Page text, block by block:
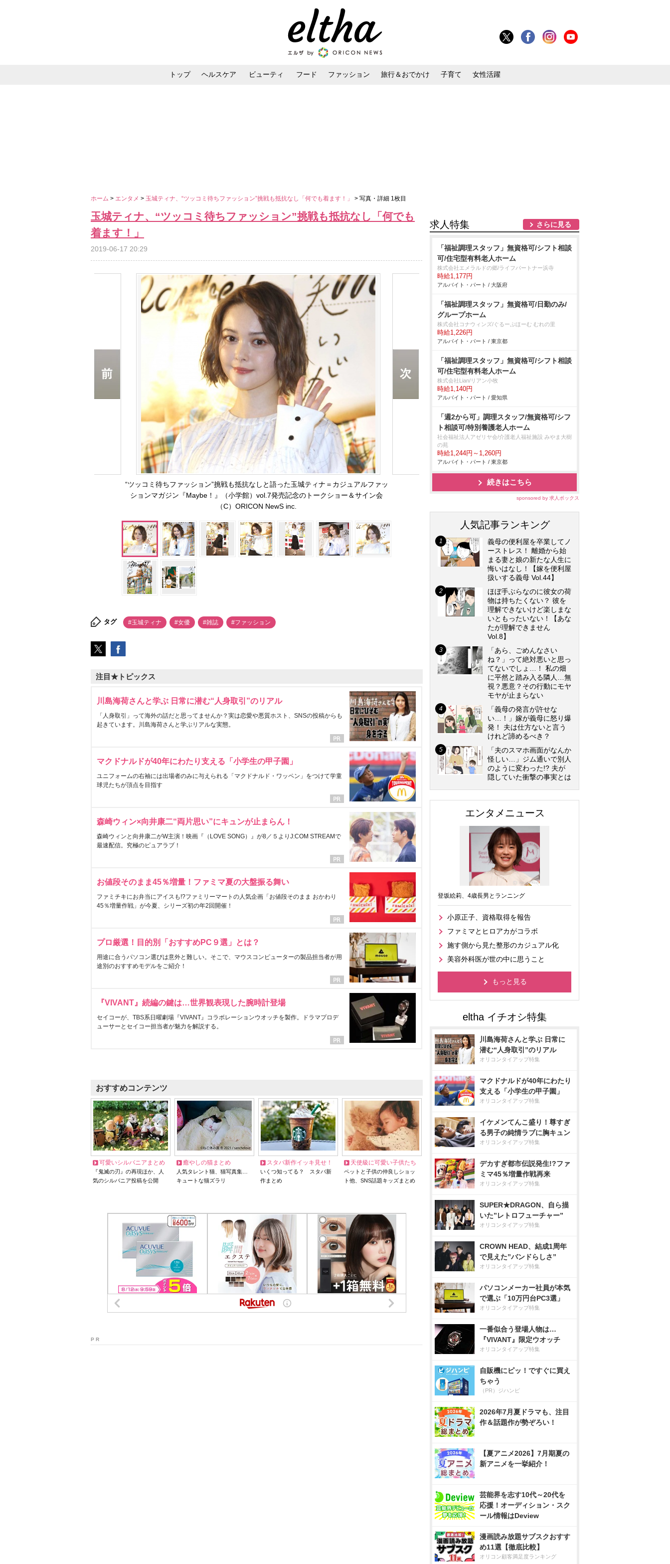
トップ ヘルスケア ビューティ フード ファッション 旅行＆おでかけ 子育て 女性活躍
ホーム > エンタメ > 玉城ティナ、“ツッコミ待ちファッション”挑戦も抵抗なし「何でも着ます！」 > 写真・詳細 1枚目
玉城ティナ、“ツッコミ待ちファッション”挑戦も抵抗なし「何でも
着ます！」
2019-06-17 20:29
“ツッコミ待ちファッション”挑戦も抵抗なしと語った玉城ティナ＝カジュアルファッ
ションマガジン『Maybe！』（小学館）vol.7発売記念のトークショー＆サイン会
（C）ORICON NewS inc.
タグ #玉城ティナ #女優 #雑誌 #ファッション
注目★トピックス
川島海荷さんと学ぶ 日常に潜む“人身取引”のリアル
「人身取引」って海外の話だと思ってませんか？実は恋愛や悪質ホスト、SNSの投稿からも
起きています。川島海荷さんと学ぶリアルな実態。
マクドナルドが40年にわたり支える「小学生の甲子園」
ユニフォームの右袖には出場者のみに与えられる「マクドナルド・ワッペン」をつけて学童
球児たちが頂点を目指す
森崎ウィン×向井康二“両片思い”にキュンが止まらん！
森崎ウィンと向井康二がW主演！映画『（LOVE SONG）』が8／５よりJ:COM STREAMで
最速配信。究極のピュアラブ！
お値段そのまま45％増量！ファミマ夏の大盤振る舞い
ファミチキにお弁当にアイスも!?ファミリーマートの人気企画「お値段そのまま おかわり
45％増量作戦」が今夏、シリーズ初の年2回開催！
プロ厳選！目的別「おすすめPC９選」とは？
用途に合うパソコン選びは意外と難しい。そこで、マウスコンピューターの製品担当者が用
途別のおすすめモデルをご紹介！
『VIVANT』続編の鍵は…世界観表現した腕時計登場
セイコーが、TBS系日曜劇場『VIVANT』コラボレーションウオッチを製作。ドラマプロデ
ューサーとセイコー担当者が魅力を解説する。
おすすめコンテンツ
可愛いシルバニアまとめ
『鬼滅の刃』の再現ほか、人
気のシルバニア投稿を公開
癒やしの猫まとめ
人気タレント猫、猫写真集…
キュートな猫ズラリ
スタバ新作イッキ見せ！
いくつ知ってる？ スタバ新
作まとめ
天使級に可愛い子供たち
ペットと子供の仲良しショッ
ト他、SNS話題キッズまとめ
P R
求人特集 さらに見る
「福祉調理スタッフ」無資格可/シフト相談
可/住宅型有料老人ホーム
株式会社エメラルドの郷/ライフパートナー浜寺
時給1,177円
アルバイト・パート / 大阪府
「福祉調理スタッフ」無資格可/日勤のみ/
グループホーム
株式会社コナウィンズ/ぐるーぷほーむ むれの里
時給1,226円
アルバイト・パート / 東京都
「福祉調理スタッフ」無資格可/シフト相談
可/住宅型有料老人ホーム
株式会社Lian/リアン小牧
時給1,140円
アルバイト・パート / 愛知県
「週2から可」調理スタッフ/無資格可/シフ
ト相談可/特別養護老人ホーム
社会福祉法人アゼリヤ会/介護老人福祉施設 みやま大樹
の苑
時給1,244円～1,260円
アルバイト・パート / 東京都
続きはこちら
sponsored by 求人ボックス
人気記事ランキング
義母の便利屋を卒業してノ
ーストレス！ 離婚から始
まる妻と娘の新たな人生に
悔いはなし！【嫁を便利屋
扱いする義母 Vol.44】
ほぼ手ぶらなのに彼女の荷
物は持ちたくない？ 彼を
理解できないけど楽しまな
いともったいない！【あな
たが理解できません
Vol.8】
「あら、ごめんなさい
ね？」って絶対悪いと思っ
てないでしょ…！ 私の畑
に平然と踏み入る隣人…無
視？悪意？その行動にモヤ
モヤが止まらない
「義母の発言が許せな
い…！」嫁が義母に怒り爆
発！ 夫は仕方ないと言う
けれど諦めるべき？
「夫のスマホ画面がなんか
怪しい…」ジム通いで別人
のように変わった!? 夫が
隠していた衝撃の事実とは
エンタメニュース
登坂絵莉、4歳長男とランニング
小原正子、資格取得を報告
ファミマとヒロアカがコラボ
施す側から見た整形のカジュアル化
美容外科医が世の中に思うこと
もっと見る
川島海荷さんと学ぶ 日常に
潜む“人身取引”のリアル
オリコンタイアップ特集
マクドナルドが40年にわたり
支える「小学生の甲子園」
オリコンタイアップ特集
イケメンてんこ盛り！尊すぎ
る男子の純情ラブに胸キュン
オリコンタイアップ特集
デカすぎ都市伝説発生!?ファ
ミマ45％増量作戦再来
オリコンタイアップ特集
SUPER★DRAGON、自ら描
いた”レトロフューチャー”
オリコンタイアップ特集
CROWN HEAD、結成1周年
で見えた”バンドらしさ”
オリコンタイアップ特集
パソコンメーカー社員が本気
で選ぶ「10万円台PC3選」
オリコンタイアップ特集
一番似合う登場人物は…
『VIVANT』限定ウオッチ
オリコンタイアップ特集
自販機にピッ！ですぐに買え
ちゃう
（PR）ジハンピ
2026年7月夏ドラマも、注目
作＆話題作が勢ぞろい！
【夏アニメ2026】7月期夏の
新アニメを一挙紹介！
芸能界を志す10代～20代を
応援！オーディション・スク
ール情報はDeview
漫画読み放題サブスクおすす
め11選【徹底比較】
オリコン顧客満足度ランキング